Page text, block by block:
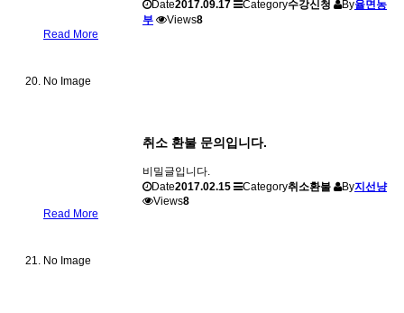
Date2017.09.17 Category수강신청 By율면농
부
Views8
Read More
No Image
취소 환불 문의입니다.
비밀글입니다.
Date2017.02.15 Category취소환불 By지선냥
Views8
Read More
No Image